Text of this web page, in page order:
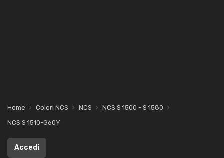
Home Colori NCS NCS
NCS S 1500 - S 1580
NCS S 1510-G60Y
Accedi